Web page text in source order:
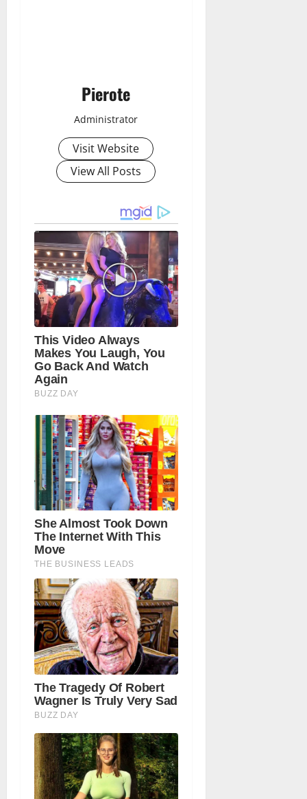
Pierote
Administrator
Visit Website
View All Posts